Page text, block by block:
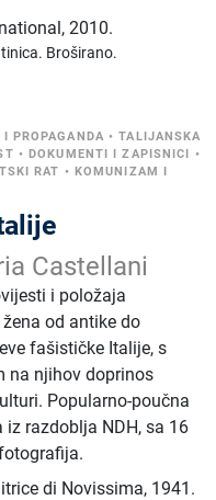
,2010.
Broširano.
PROPAGANDA •TALIJANSKA
•DOKUMENTI I ZAPISNICI •
RAT • KOMUNIZAM I
Castellani
i položaja
od antike do
fašističke Italije, s
na njihov doprinos
Popularno-poučna
iz razdoblja NDH, sa 16
di Novissima, 1941.